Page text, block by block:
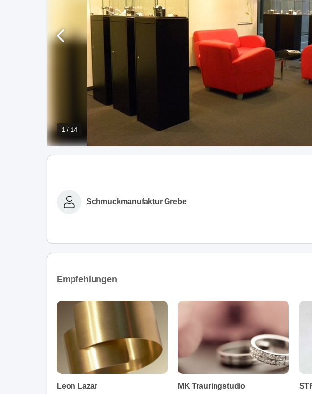
1 / 14
Schmuckmanufaktur Grebe
Empfehlungen
Leon Lazar MK Trauringstudio